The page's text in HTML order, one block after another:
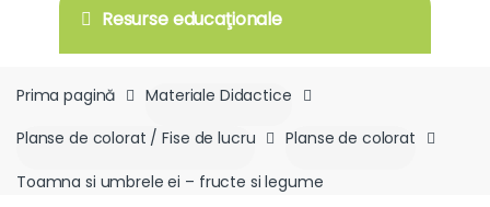
Resurse educaţionale
Prima pagină
Materiale Didactice
Planse de colorat / Fise de lucru
Planse de colorat
Toamna si umbrele ei – fructe si legume